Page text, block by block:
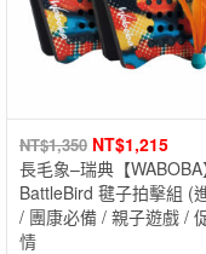
NT$1,350 NT$1,215
長毛象–瑞典【WABOBA
BattleBird 毽子拍擊組 (
/ 團康必備 / 親子遊戲 /
情